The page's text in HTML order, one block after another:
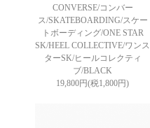
CONVERSE/コンバー
ス/SKATEBOARDING/スケー
トボーディング/ONE STAR
SK/HEEL COLLECTIVE/ワンス
ターSK/ヒールコレクティ
ブ/BLACK
19,800円(税1,800円)